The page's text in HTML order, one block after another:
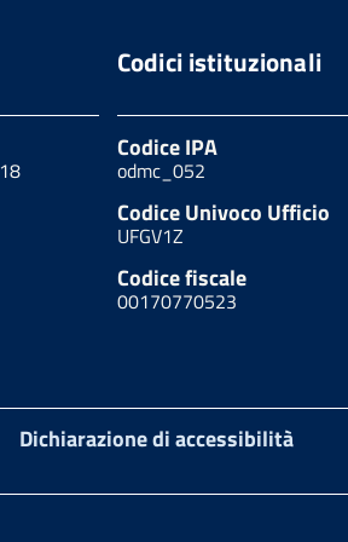
Codici istituzionali
Codice IPA
odmc_052
Codice Univoco Ufficio
UFGV1Z
Codice fiscale
00170770523
Dichiarazione di accessibilità